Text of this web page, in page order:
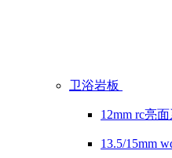
卫浴岩板
12mm rc亮面
13.5/15mm